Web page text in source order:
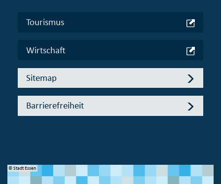
Tourismus
Wirtschaft
Sitemap
Barrierefreiheit
© Stadt Essen